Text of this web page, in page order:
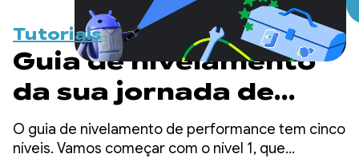
Tutoriais
Guia de nivelamento
da sua jornada de
performance
O guia de nivelamento de performance tem cinco
níveis. Vamos começar com o nível 1, que